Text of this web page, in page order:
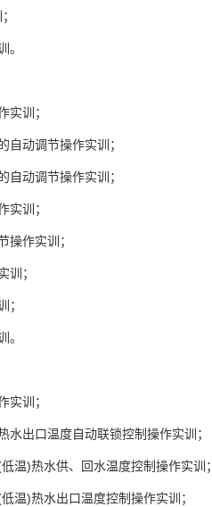
。
实训；
自动调节操作实训；
自动调节操作实训；
实训；
操作实训；
训；
；
。
实训；
出口温度自动联锁控制操作实训；
温)热水供、回水温度控制操作实训；
温)热水出口温度控制操作实训；